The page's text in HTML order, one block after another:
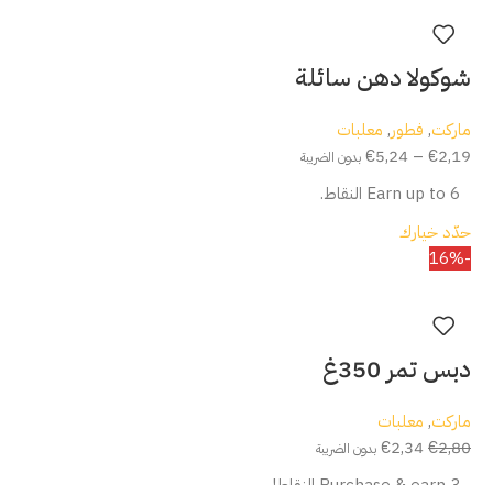
شوكولا دهن سائلة
ماركت, فطور, معلبات
€2,19
–
€5,24 بدون الضريبة
Earn up to 6 النقاط.
حدّد خيارك
-16%
دبس تمر 350غ
ماركت, معلبات
€2,80
€2,34 بدون الضريبة